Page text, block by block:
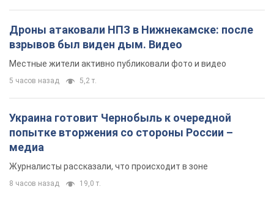
Дроны атаковали НПЗ в Нижнекамске: после
взрывов был виден дым. Видео
Местные жители активно публиковали фото и видео
5 часов назад 5,2 т.
Украина готовит Чернобыль к очередной
попытке вторжения со стороны России –
медиа
Журналисты рассказали, что происходит в зоне
8 часов назад 19,0 т.